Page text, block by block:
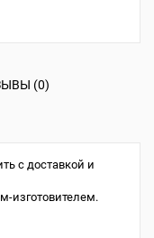
(0)
с доставкой и
изготовителем.